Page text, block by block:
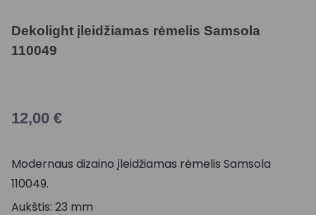
Dekolight įleidžiamas rėmelis Samsola
110049
12,00 €
Modernaus dizaino įleidžiamas rėmelis Samsola
110049.
Aukštis: 23 mm